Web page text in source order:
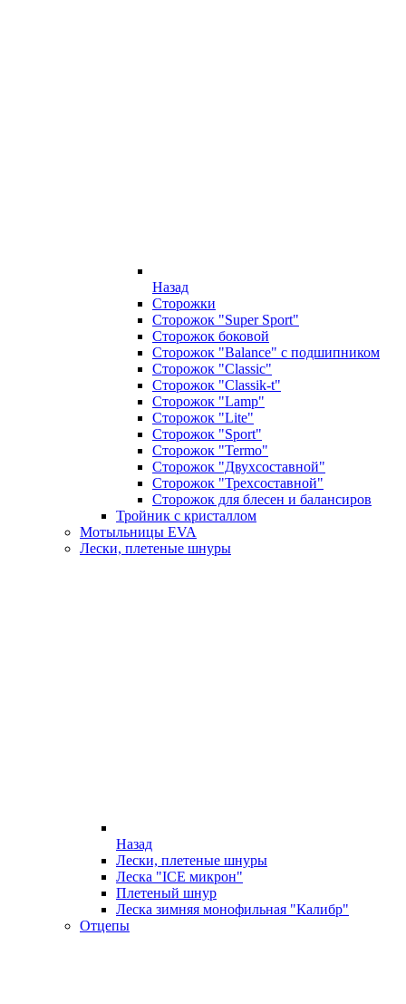
Назад
Сторожки
Сторожок "Super Sport"
Сторожок боковой
Сторожок "Balance" с подшипником
Сторожок "Classic"
Сторожок "Classik-t"
Сторожок "Lamp"
Сторожок "Lite"
Сторожок "Sport"
Сторожок "Termo"
Сторожок "Двухсоставной"
Сторожок "Трехсоставной"
Сторожок для блесен и балансиров
Тройник с кристаллом
Мотыльницы EVA
Лески, плетеные шнуры
Назад
Лески, плетеные шнуры
Леска "ICE микрон"
Плетеный шнур
Леска зимняя монофильная "Калибр"
Отцепы